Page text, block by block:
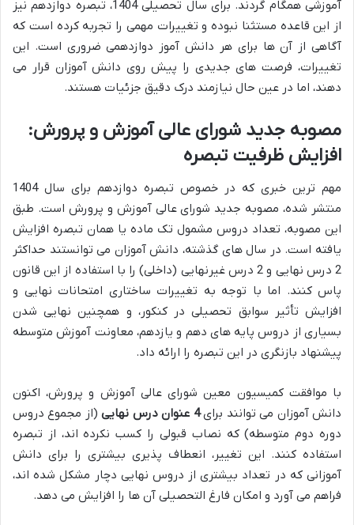
آموزشی همگام گردند. برای سال تحصیلی 1404، تبصره دوازدهم نیز
از این قاعده مستثنا نبوده و تغییرات مهمی را تجربه کرده است که
آگاهی از آن ها برای هر دانش آموز دوازدهمی ضروری است. این
تغییرات، فرصت های جدیدی را پیش روی دانش آموزان قرار می
دهند، اما در عین حال نیازمند درک دقیق جزئیات هستند.
مصوبه جدید شورای عالی آموزش و پرورش:
افزایش ظرفیت تبصره
مهم ترین خبری که در خصوص تبصره دوازدهم برای سال 1404
منتشر شده، مصوبه جدید شورای عالی آموزش و پرورش است. طبق
این مصوبه، تعداد دروس مشمول تک ماده یا همان تبصره افزایش
یافته است. در سال های گذشته، دانش آموزان می توانستند حداکثر
2 درس نهایی و 2 درس غیرنهایی (داخلی) را با استفاده از این قانون
پاس کنند. اما با توجه به تغییرات ساختاری امتحانات نهایی و
افزایش تأثیر سوابق تحصیلی در کنکور، و همچنین نهایی شدن
بسیاری از دروس پایه های دهم و یازدهم، معاونت آموزش متوسطه
پیشنهاد بازنگری در این تبصره را ارائه داد.
با موافقت کمیسیون معین شورای عالی آموزش و پرورش، اکنون
دانش آموزان می توانند برای4 عنوان درس نهایی
(از مجموع دروس
دوره دوم متوسطه) که نصاب قبولی را کسب نکرده اند، از تبصره
استفاده کنند. این تغییر، انعطاف پذیری بیشتری را برای دانش
آموزانی که در تعداد بیشتری از دروس نهایی دچار مشکل شده اند،
فراهم می آورد و امکان فارغ التحصیلی آن ها را افزایش می دهد.